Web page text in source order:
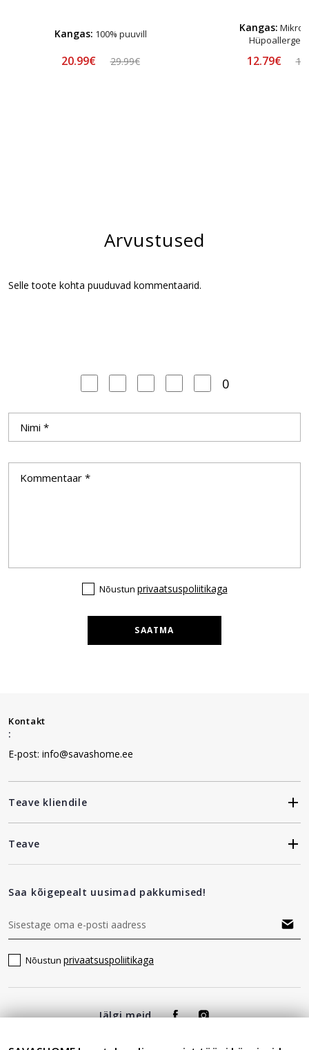
Kangas: 100% puuvill
20.99€ 29.99€
Kangas:
12.79€
Arvustused
Selle toote kohta puuduvad kommentaarid.
0
Nõustun privaatsuspoliitikaga
SAATMA
Kontakt
:
E-post: info@savashome.ee
Teave kliendile
Teave
Saa kõigepealt uusimad pakkumised!
Nõustun privaatsuspoliitikaga
Jälgi meid